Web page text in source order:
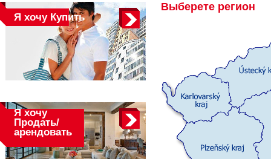
Я хочуКупить
Я хочу
Продать/
арендовать
Выберете регион